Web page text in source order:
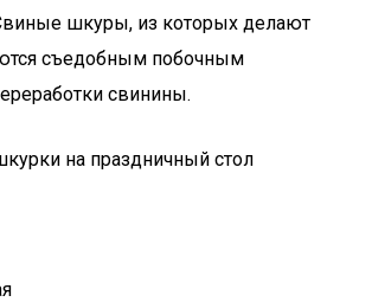
шкуры, из которых делают
съедобным побочным
свинины.
на праздничный стол